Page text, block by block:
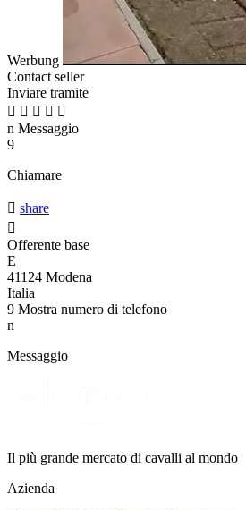
Werbung
Contact seller
Inviare tramite
    
n Messaggio
9
Chiamare
 share

Offerente base
E
41124 Modena
Italia
9 Mostra numero di telefono
n
Messaggio
Il più grande mercato di cavalli al mondo
Azienda